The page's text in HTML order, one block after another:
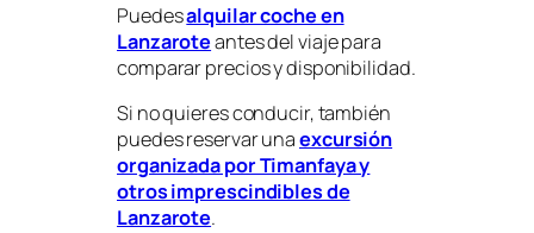
Puedesalquilar coche en
Lanzaroteantes del viaje para
comparar precios y disponibilidad.
Si no quieres conducir, también
puedes reservar unaexcursión
organizada por Timanfaya y
otros imprescindibles de
Lanzarote.